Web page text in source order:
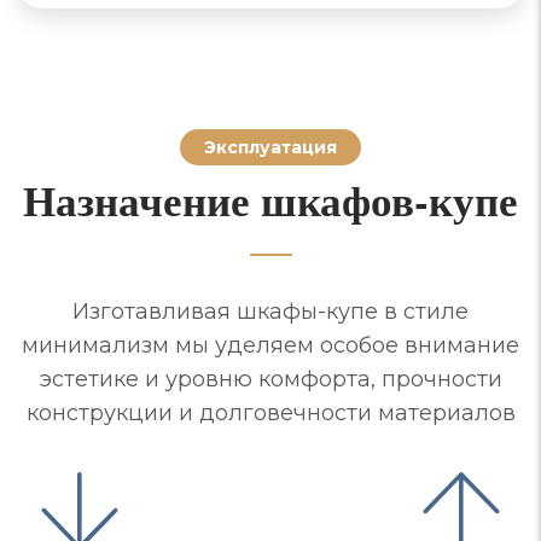
Эксплуатация
Назначение шкафов-купе
Изготавливая шкафы-купе в стиле
минимализм мы уделяем особое внимание
эстетике и уровню комфорта, прочности
конструкции и долговечности материалов